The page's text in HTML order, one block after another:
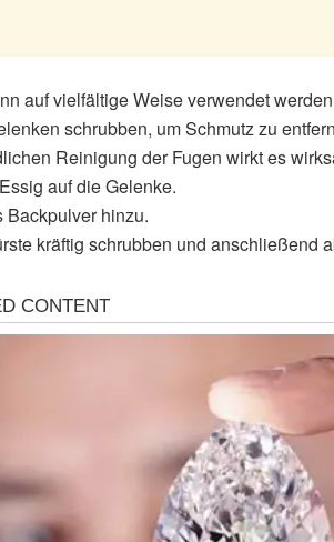
auf vielfältige Weise verwendet
schrubben, um Schmutz zu
Reinigung der Fugen wirkt es
auf die Gelenke.
Backpulver hinzu.
kräftig schrubben und anschließend